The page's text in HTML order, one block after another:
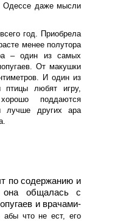
Одессе даже мысли
год. Приобрела
менее полутора
– один из самых
От макушки
И один из
любят игру,
поддаются
лучше других ара
по содержанию и
она общалась с
и врачами-
абы что не ест, его